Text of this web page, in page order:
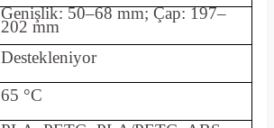
Genişlik: 50–68 mm; Çap: 197–
202 mm
Destekleniyor
65 °C